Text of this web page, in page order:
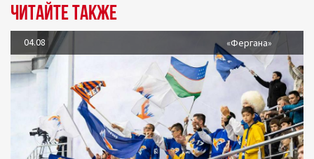
Читайте также
04.08 «Фергана»